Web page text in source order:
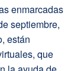
enmarcadas
septiembre,
están
que